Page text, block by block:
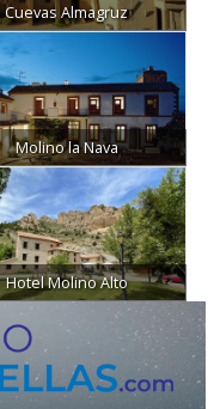
Cuevas Almagruz
Molino la Nava
Hotel Molino Alto